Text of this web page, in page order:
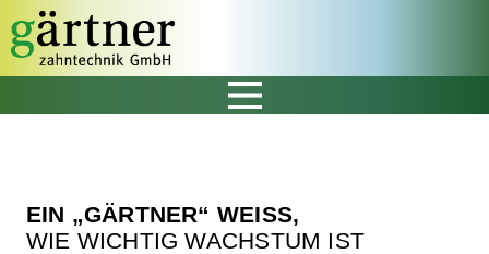
EIN „GÄRTNER“ WEISS,
WIE WICHTIG WACHSTUM IST